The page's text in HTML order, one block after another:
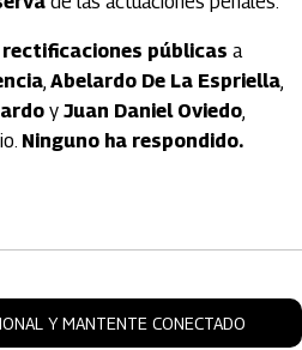
rectificaciones públicas a
, Abelardo De La Espriella,
y Juan Daniel Oviedo,
Ninguno ha respondido.
Y MANTENTE CONECTADO